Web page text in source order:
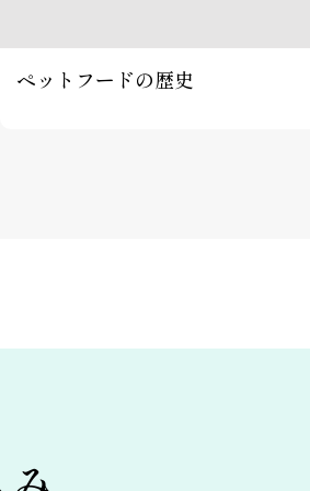
ペットフードの歴史